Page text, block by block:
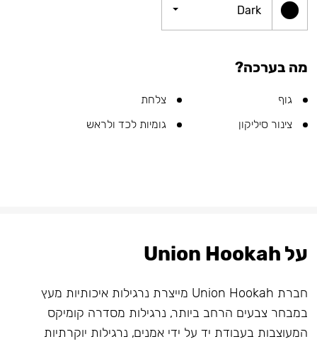
Dark
מה בערכה?
גוף
צלחת
צינור סיליקון
גומיות לכד ולראש
על Union Hookah
חברת Union Hookah מייצרת נרגילות איכותיות מעץ
במבחר צבעים הרחב ביותר, נרגילות מסדרה קומיקס
המעוצבות בעבודת יד על ידי אמנים, נרגילות יוקרתיות